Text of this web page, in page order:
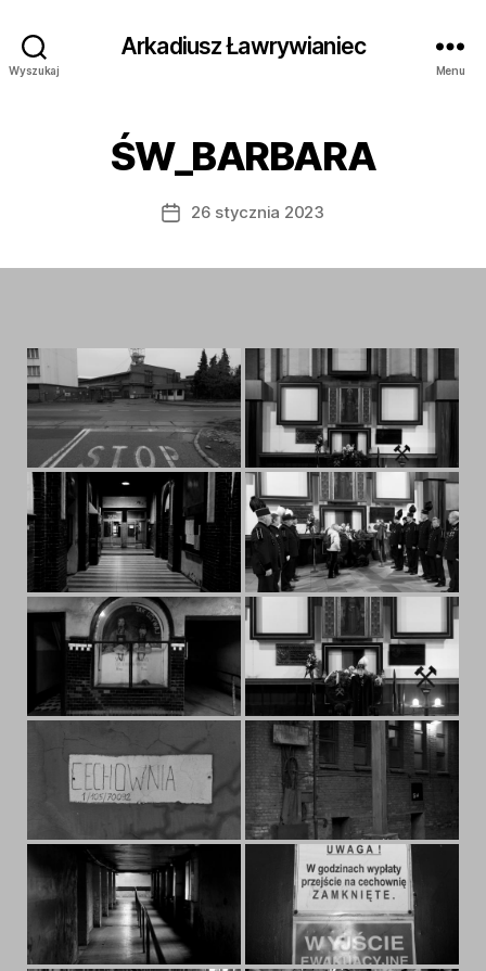
Wyszukaj
Arkadiusz Ławrywianiec
Menu
ŚW_BARBARA
Data26 stycznia 2023